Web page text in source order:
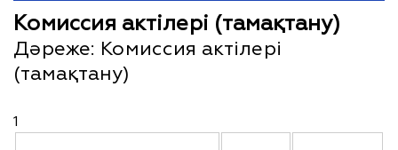
Комиссия актілері (тамақтану)
Дәреже: Комиссия актілері
(тамақтану)
1